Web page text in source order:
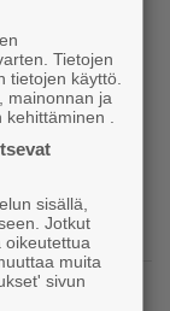
Tietojen
tietojen käyttö.
mainonnan ja
.
sisällä,
Jotkut
oikeutettua
muita
sivun